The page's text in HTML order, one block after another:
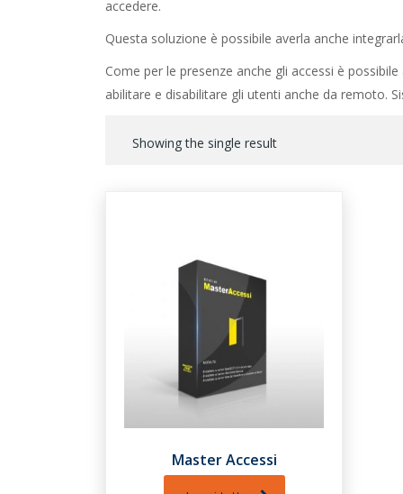
accedere.
Questa soluzione è possibile averla anche
Come per le presenze anche gli accessi è
abilitare e disabilitare gli utenti anche da remoto.
Showing the single result
Master Accessi